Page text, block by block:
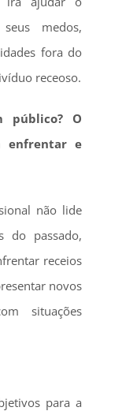
medos,
fora do
receoso.
público? O
enfrentar e
não lide
do passado,
receios
novos
situações
para a